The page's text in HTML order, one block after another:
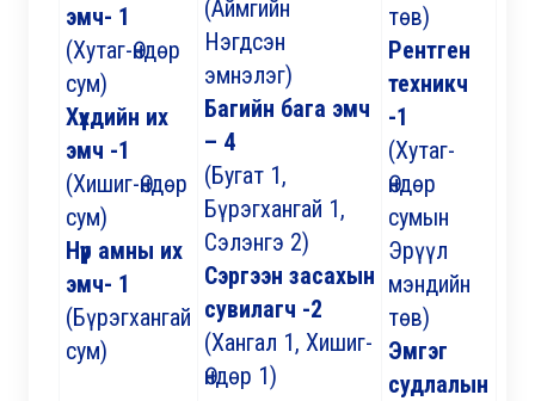
эмч- 1
(Хутаг-Өндөр
сум)
Хүүхдийн их
эмч -1
(Хишиг-Өндөр
сум)
Нүүр амны их
эмч- 1
(Бүрэгхангай
сум)
(Аймгийн
Нэгдсэн
эмнэлэг)
Багийн бага эмч
– 4
(Бугат 1,
Бүрэгхангай 1,
Сэлэнгэ 2)
Сэргээн засахын
сувилагч -2
(Хангал 1, Хишиг-
Өндөр 1)
төв)
Рентген
техникч
-1
(Хутаг-
Өндөр
сумын
Эрүүл
мэндийн
төв)
Эмгэг
судлалын